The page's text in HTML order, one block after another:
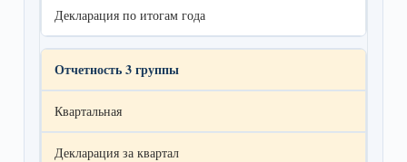
Декларация по итогам года
Отчетность 3 группы
Квартальная
Декларация за квартал